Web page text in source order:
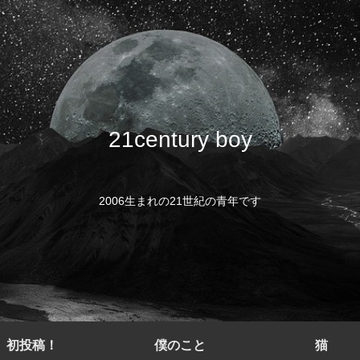
21century boy
2006生まれの21世紀の青年です
初投稿！ 僕のこと 猫